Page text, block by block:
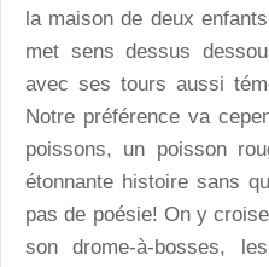
la maison de deux
met sens dessus
avec ses tours aussi
Notre préférence va
poissons, un poisson
étonnante histoire sans
pas de poésie! On y
son drome-à-bosses,